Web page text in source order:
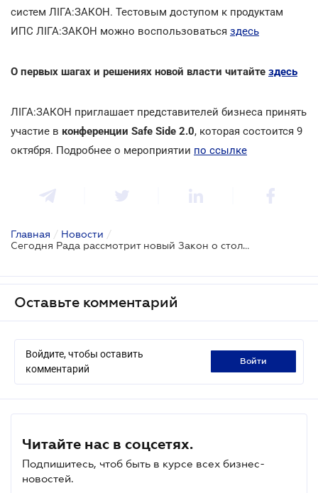
систем ЛІГА:ЗАКОН. Тестовым доступом к продуктам
ИПС ЛІГА:ЗАКОН можно воспользоваться здесь
О первых шагах и решениях новой власти читайте здесь
ЛІГА:ЗАКОН приглашает представителей бизнеса принять
участие в конференции Safe Side 2.0, которая состоится 9
октября. Подробнее о мероприятии по ссылке
Главная / Новости /
Сегодня Рада рассмотрит новый Закон о столице, штрафы Гоструда и реформу строительной отрасли
Оставьте комментарий
Войдите, чтобы оставить
комментарий
войти
Читайте нас в соцсетях.
Подпишитесь, чтоб быть в курсе всех бизнес-
новостей.